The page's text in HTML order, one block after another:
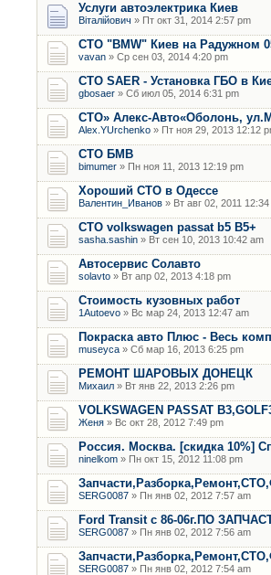
Услуги автоэлектрика Киев
Віталійович » Пт окт 31, 2014 2:57 pm
СТО "BMW" Киев на Радужном
vavan » Ср сен 03, 2014 4:20 pm
СТО SAER - Установка ГБО в
gbosaer » Сб июл 05, 2014 6:31 pm
СТО» Алекс-Авто«Оболонь,
Alex.YUrchenko » Пт ноя 29, 2013 12:12
CТО БМВ
bimumer » Пн ноя 11, 2013 12:19 pm
Хороший СТО в Одессе
Валентин_Иванов » Вт авг 02, 2011
СТО volkswagen passat b5 B5+
sasha.sashin » Вт сен 10, 2013 10:42 am
Автосервис Солавто
solavto » Вт апр 02, 2013 4:18 pm
Стоимость кузовных работ
1Autoevo » Вс мар 24, 2013 12:47 am
Покраска авто Плюс - Весь
museyca » Сб мар 16, 2013 6:25 pm
РЕМОНТ ШАРОВЫХ ДОНЕЦК
Михаил » Вт янв 22, 2013 2:26 pm
VOLKSWAGEN PASSAT
Женя » Вс окт 28, 2012 7:49 pm
Россия. Москва. [скидка 10%]
ninelkom » Пн окт 15, 2012 11:08 pm
SERG0087 » Пн янв 02, 2012 7:57 am
Ford Transit с 86-06г.ПО
SERG0087 » Пн янв 02, 2012 7:56 am
SERG0087 » Пн янв 02, 2012 7:54 am